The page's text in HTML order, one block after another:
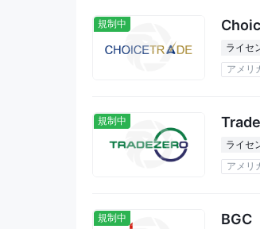
規制中
ライセ
アメリ
規制中
ライセ
アメリ
規制中 BGC